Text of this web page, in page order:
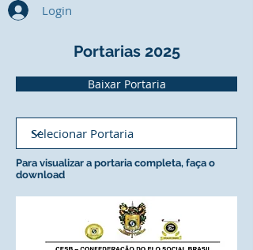
Login
Portarias 2025
Baixar Portaria
Para visualizar a portaria completa, faça o
download